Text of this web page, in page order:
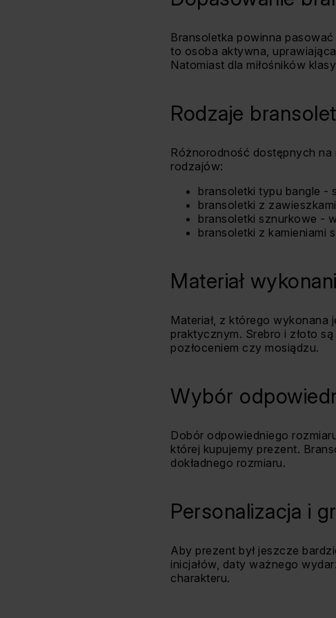
Bransoletka powinna
to osoba aktywna,
Natomiast dla miłośników
Rodzaje
Różnorodność dostępnych
rodzajów:
bransoletki typu bangle -
bransoletki z
bransoletki sznurkowe -
bransoletki z kamieniami
Materiał
Materiał, z którego
praktycznym. Srebro i złoto
pozłoceniem czy mosiądzu.
Wybór
Dobór odpowiedniego
której kupujemy prezent.
dokładnego rozmiaru.
Personalizacja i
Aby prezent był jeszcze
inicjałów, daty ważnego
charakteru.